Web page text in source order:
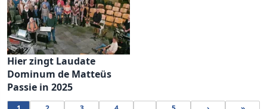
Hier zingt Laudate
Dominum de Matteüs
Passie in 2025